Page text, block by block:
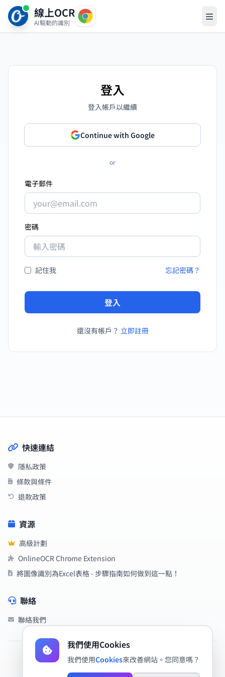
線上OCR
AI驅動的識別
登入
登入帳戶以繼續
Continue with Google
or
電子郵件
密碼
記住我 忘記密碼？
登入
還沒有帳戶？ 立即註冊
快速連結
隱私政策
條款與條件
退款政策
資源
高級計劃
OnlineOCR Chrome Extension
將圖像識別為Excel表格 - 步驟指南如何做到這一點！
聯絡
聯絡我們
2019 - 2026 OnlineOCR - 免費的線上OCR
使用AI識別圖像中的文字。
我們使用Cookies
我們使用Cookies來改善網站。您同意嗎？